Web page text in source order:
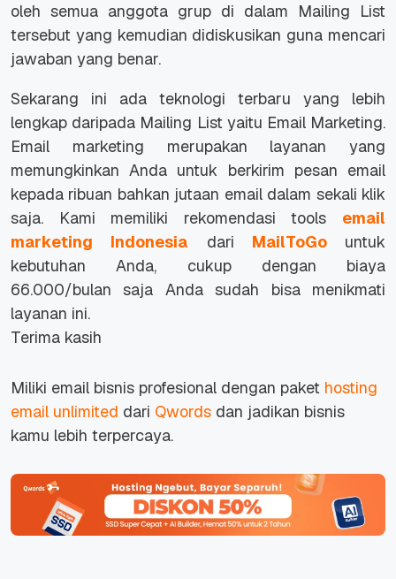
oleh semua anggota grup di dalam Mailing List
tersebut yang kemudian didiskusikan guna mencari
jawaban yang benar.
Sekarang ini ada teknologi terbaru yang lebih
lengkap daripada Mailing List yaitu Email Marketing.
Email marketing merupakan layanan yang
memungkinkan Anda untuk berkirim pesan email
kepada ribuan bahkan jutaan email dalam sekali klik
saja. Kami memiliki rekomendasi tools email
marketing Indonesia dari MailToGo untuk
kebutuhan Anda, cukup dengan biaya
66.000/bulan saja Anda sudah bisa menikmati
layanan ini.
Terima kasih
Miliki email bisnis profesional dengan paket hosting
email unlimited dari Qwords dan jadikan bisnis
kamu lebih terpercaya.